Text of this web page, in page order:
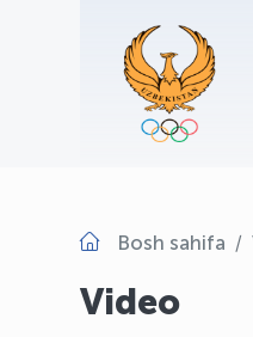
Bosh sahifa
Video